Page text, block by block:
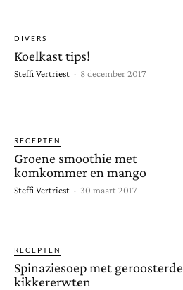
DIVERS
Koelkast tips!
Steffi Vertriest - 8 december 2017
RECEPTEN
Groene smoothie met
komkommer en mango
Steffi Vertriest - 30 maart 2017
RECEPTEN
Spinaziesoep met geroosterde
kikkererwten